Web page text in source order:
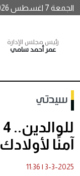
الجمعة 7 اغسطس 2026
رئيس مجلس الإدارة
عمر أحمد سامي
سيدتي
آمنًا لأولادك
3-3-2025
|
11:36